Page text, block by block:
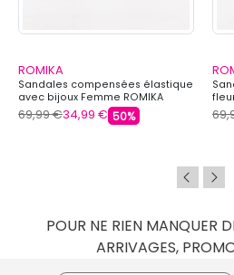
ROMIKA
Sandales compensées élastique
avec bijoux Femme ROMIKA
69,99 €34,99 € 50%
POUR NE RIEN MANQUER
ARRIVAGES,